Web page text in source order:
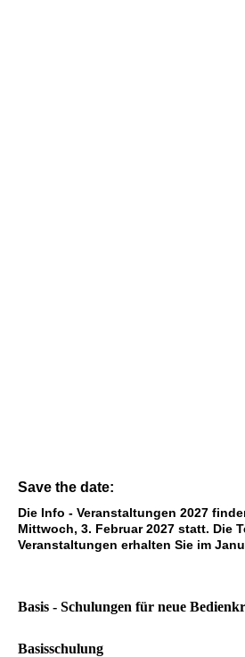
Save the date:
Die Info - Veranstaltungen 2027
Mittwoch, 3. Februar 2027 statt. Die
Veranstaltungen erhalten Sie im
Basis - Schulungen für neue
Basisschulung